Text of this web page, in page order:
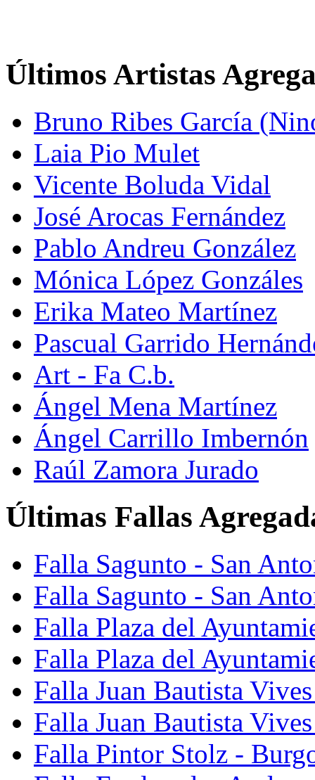
Últimos Artistas
Bruno Ribes García
Laia Pio Mulet
Vicente Boluda Vidal
José Arocas Fernández
Pablo Andreu González
Mónica López Gonzáles
Erika Mateo Martínez
Pascual Garrido
Art - Fa C.b.
Ángel Mena Martínez
Ángel Carrillo Imbernón
Raúl Zamora Jurado
Últimas Fallas
Falla Sagunto - San
Falla Sagunto - San
Falla Plaza del
Falla Plaza del
Falla Juan Bautista
Falla Juan Bautista
Falla Pintor Stolz -